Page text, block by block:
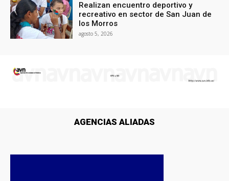
Realizan encuentro deportivo y
recreativo en sector de San Juan de
los Morros
agosto 5, 2026
AGENCIAS ALIADAS